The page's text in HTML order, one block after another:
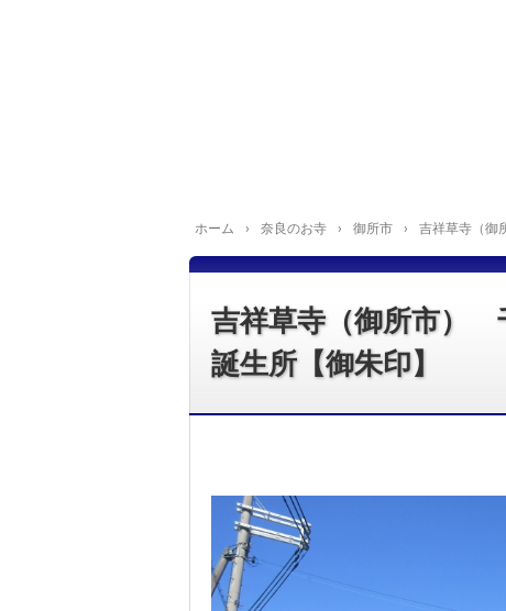
ホーム › 奈良のお寺 › 御所市 › 吉祥草寺（御
吉祥草寺（御所市）
誕生所【御朱印】